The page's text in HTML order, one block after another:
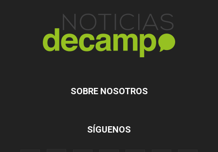
SOBRE NOSOTROS
SÍGUENOS